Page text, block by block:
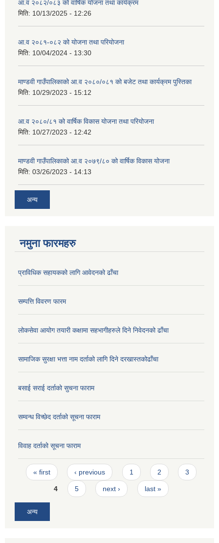
आ.व २०८२/०८३ को वार्षिक योजना तथा कार्यक्रम
मिति: 10/13/2025 - 12:26
आ.व २०८१-०८२ को योजना तथा परियोजना
मिति: 10/04/2024 - 13:30
माण्डवी गाउँपालिकाको आ.व २०८०/०८१ को बजेट तथा कार्यक्रम पुस्तिका
मिति: 10/29/2023 - 15:12
आ.व २०८०/८१ को वार्षिक विकास योजना तथा परियोजना
मिति: 10/27/2023 - 12:42
माण्डवी गाउँपालिकाको आ.व २०७९/८० को वार्षिक विकास योजना
मिति: 03/26/2023 - 14:13
अन्य
नमुना फारमहरु
प्राविधिक सहायकको लागि आवेदनको ढाँचा
सम्पत्ति विवरण फारम
लोकसेवा आयोग तयारी कक्षामा सहभागीहरुले दिने निवेदनको ढाँचा
सामाजिक सुरक्षा भत्ता नाम दर्ताको लागि दिने दरखास्तकोढाँचा
बसाई सराई दर्ताको सुचना फाराम
सम्वन्ध विच्छेद दर्ताको सूचना फाराम
विवाह दर्ताको सूचना फाराम
Pages
« first ‹ previous 1 2 3
4 5 next › last »
अन्य